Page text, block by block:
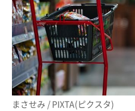
まさせみ / PIXTA(ピクスタ)